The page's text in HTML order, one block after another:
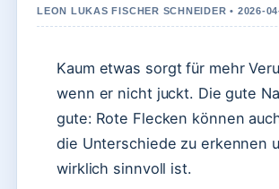
LEON LUKAS FISCHER SCHNEIDER • 2026-
Kaum etwas sorgt für mehr
wenn er nicht juckt. Die gute
gute: Rote Flecken können
die Unterschiede zu erkennen
wirklich sinnvoll ist.